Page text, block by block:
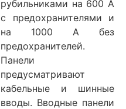
рубильниками на 600 А
с предохранителями и
на 1000 А без
предохранителей.
Панели
предусматривают
кабельные и шинные
вводы. Вводные панели